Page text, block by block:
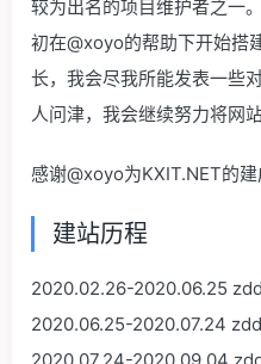
较为出名的项目维护者之一
初在@xoyo的帮助下开始搭
长，我会尽我所能发表一些
人问津，我会继续努力将网
感谢@xoyo为KXIT.NET的建
建站历程
2020.02.26-2020.06.25
2020.06.25-2020.07.24